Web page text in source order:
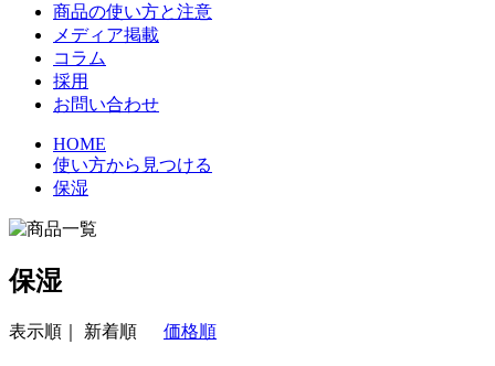
商品の使い方と注意
メディア掲載
コラム
採用
お問い合わせ
HOME
使い方から見つける
保湿
保湿
表示順｜ 新着順 価格順